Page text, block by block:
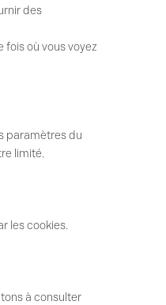
des
où vous voyez
paramètres du
limité.
les cookies.
à consulter